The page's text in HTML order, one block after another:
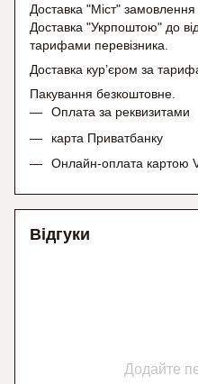
Доставка "Міст"
Доставка "Укрпоштою" до
тарифами перевізника.
Доставка кур’єром за
Пакування безкоштовне.
Оплата за реквизитами
карта Приватбанку
Онлайн-оплата картою
Відгуки
Додайте